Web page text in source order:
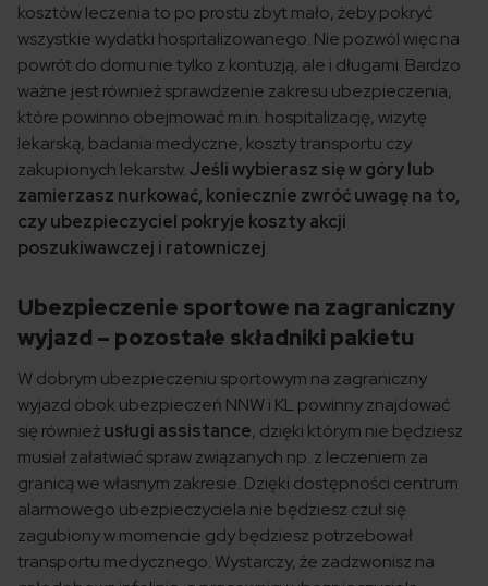
kosztów leczenia to po prostu zbyt mało, żeby pokryć
wszystkie wydatki hospitalizowanego. Nie pozwól więc na
powrót do domu nie tylko z kontuzją, ale i długami. Bardzo
ważne jest również sprawdzenie zakresu ubezpieczenia,
które powinno obejmować m.in. hospitalizację, wizytę
lekarską, badania medyczne, koszty transportu czy
zakupionych lekarstw.Jeśli wybierasz się w góry lub
zamierzasz nurkować, koniecznie zwróć uwagę na to,
czy ubezpieczyciel pokryje kosztyakcji
poszukiwawczej i ratowniczej.
Ubezpieczenie sportowe na zagraniczny
wyjazd – pozostałe składniki pakietu
W dobrym ubezpieczeniu sportowym na zagraniczny
wyjazd obok ubezpieczeń NNW i KL powinny znajdować
się równieżusługi assistance, dzięki którym nie będziesz
musiał załatwiać spraw związanych np. z leczeniem za
granicą we własnym zakresie. Dzięki dostępności centrum
alarmowego ubezpieczyciela nie będziesz czuł się
zagubiony w momencie gdy będziesz potrzebował
transportu medycznego. Wystarczy, że zadzwonisz na